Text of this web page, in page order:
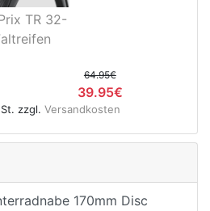
TR 32-
64.95€
39.95€
zzgl. Versandkosten
170mm Disc